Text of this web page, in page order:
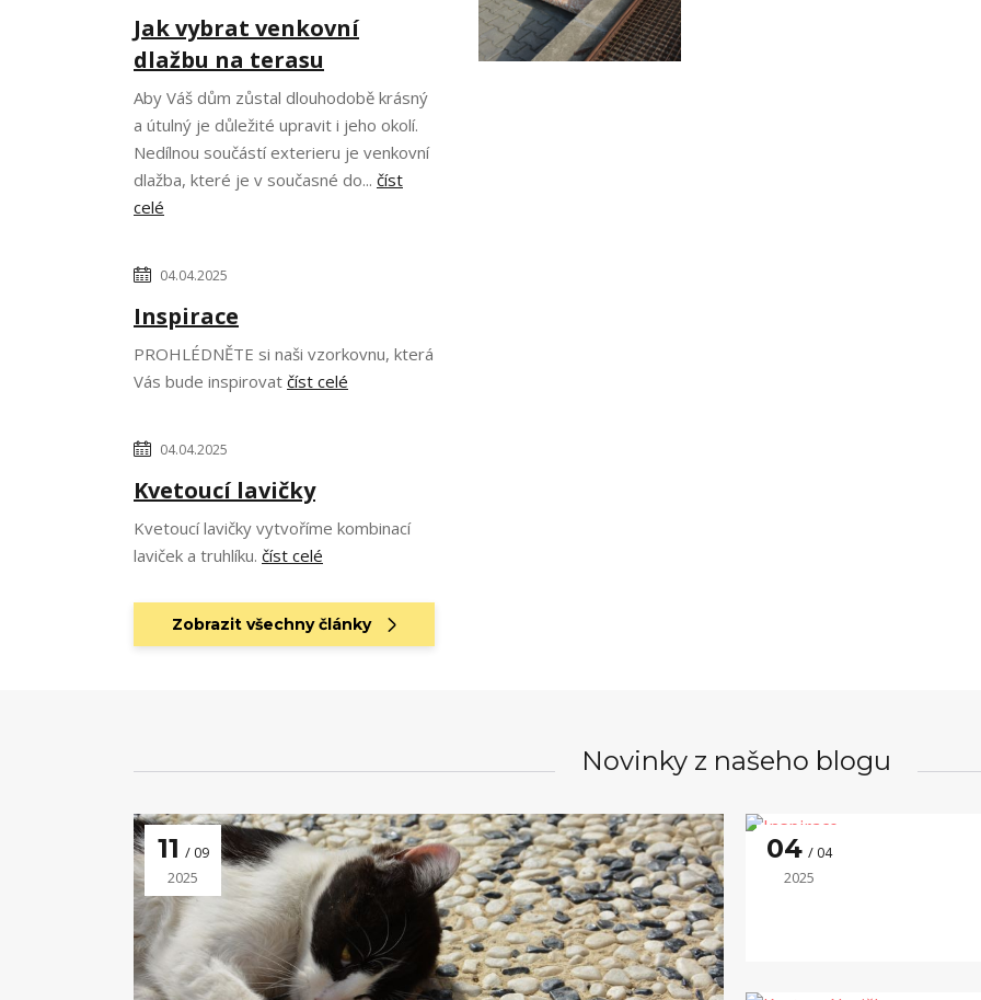
Jak vybrat venkovní
dlažbu na terasu
Aby Váš dům zůstal dlouhodobě krásný
a útulný je důležité upravit i jeho okolí.
Nedílnou součástí exterieru je venkovní
dlažba, které je v současné do... číst
celé
04.04.2025
Inspirace
PROHLÉDNĚTE si naši vzorkovnu, která
Vás bude inspirovat číst celé
04.04.2025
Kvetoucí lavičky
Kvetoucí lavičky vytvoříme kombinací
laviček a truhlíku. číst celé
Zobrazit všechny články
Novinky z našeho blogu
11 09
2025
04 04
2025